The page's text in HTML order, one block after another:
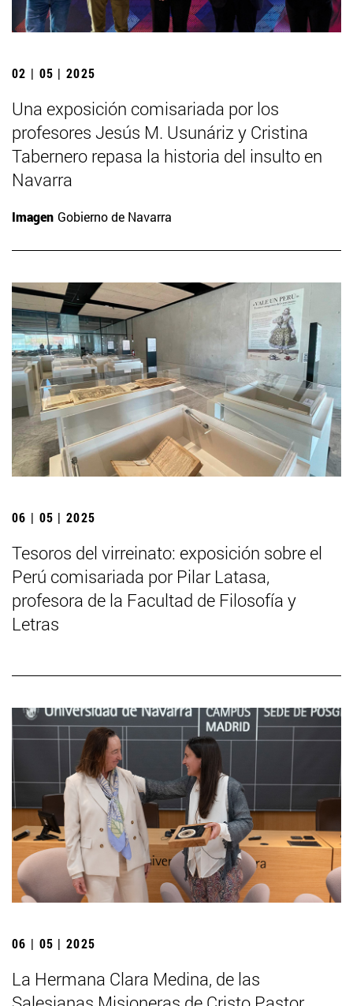
02 | 05 | 2025
Una exposición comisariada por los
profesores Jesús M. Usunáriz y Cristina
Tabernero repasa la historia del insulto en
Navarra
Imagen Gobierno de Navarra
06 | 05 | 2025
Tesoros del virreinato: exposición sobre el
Perú comisariada por Pilar Latasa,
profesora de la Facultad de Filosofía y
Letras
06 | 05 | 2025
La Hermana Clara Medina, de las